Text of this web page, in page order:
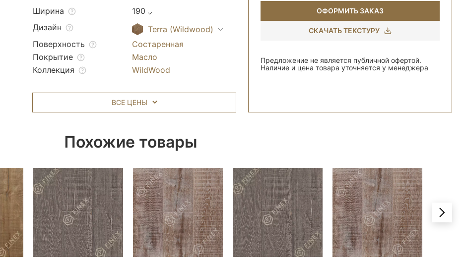
Ширина
190
Дизайн
Terra (Wildwood)
Поверхность
Состаренная
Покрытие
Масло
Коллекция
WildWood
ОФОРМИТЬ ЗАКАЗ
СКАЧАТЬ ТЕКСТУРУ
Предложение не является публичной офертой.
Наличие и цена товара уточняется у менеджера
ВСЕ ЦЕНЫ
Похожие товары